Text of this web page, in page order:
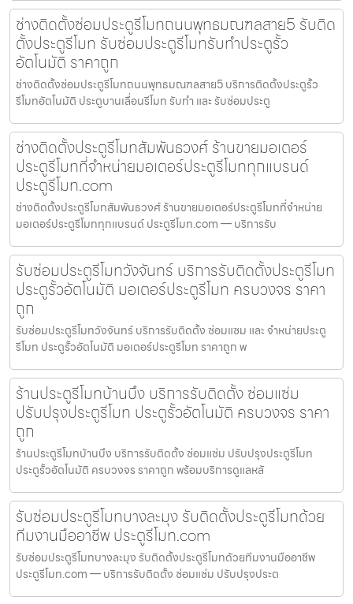
ช่างติดตั้งซ่อมประตูรีโมทถนนพุทธมณฑลสาย5 รับติด
ตั้งประตูรีโมท รับซ่อมประตูรีโมทรับทำประตูรั้ว
อัตโนมัติ ราคาถูก
ช่างติดตั้งซ่อมประตูรีโมทถนนพุทธมณฑลสาย5 บริการติดตั้งประตูรั้ว
รีโมทอัตโนมัติ ประตูบานเลื่อนรีโมท รับทำ และ รับซ่อมประตู
ช่างติดตั้งประตูรีโมทสัมพันธวงศ์ ร้านขายมอเตอร์
ประตูรีโมทที่จำหน่ายมอเตอร์ประตูรีโมททุกแบรนด์
ประตูรีโมท.com
ช่างติดตั้งประตูรีโมทสัมพันธวงศ์ ร้านขายมอเตอร์ประตูรีโมทที่จำหน่าย
มอเตอร์ประตูรีโมททุกแบรนด์ ประตูรีโมท.com — บริการรับ
รับซ่อมประตูรีโมทวังจันทร์ บริการรับติดตั้งประตูรีโมท
ประตูรั้วอัตโนมัติ มอเตอร์ประตูรีโมท ครบวงจร ราคา
ถูก
รับซ่อมประตูรีโมทวังจันทร์ บริการรับติดตั้ง ซ่อมแซม และ จำหน่ายประตู
รีโมท ประตูรั้วอัตโนมัติ มอเตอร์ประตูรีโมท ราคาถูก พ
ร้านประตูรีโมทบ้านบึง บริการรับติดตั้ง ซ่อมแซ่ม
ปรับปรุงประตูรีโมท ประตูรั้วอัตโนมัติ ครบวงจร ราคา
ถูก
ร้านประตูรีโมทบ้านบึง บริการรับติดตั้ง ซ่อมแซ่ม ปรับปรุงประตูรีโมท
ประตูรั้วอัตโนมัติ ครบวงจร ราคาถูก พร้อมบริการดูแลหลั
รับซ่อมประตูรีโมทบางละมุง รับติดตั้งประตูรีโมทด้วย
ทีมงานมืออาชีพ ประตูรีโมท.com
รับซ่อมประตูรีโมทบางละมุง รับติดตั้งประตูรีโมทด้วยทีมงานมืออาชีพ
ประตูรีโมท.com — บริการรับติดตั้ง ซ่อมแซ่ม ปรับปรุงประต